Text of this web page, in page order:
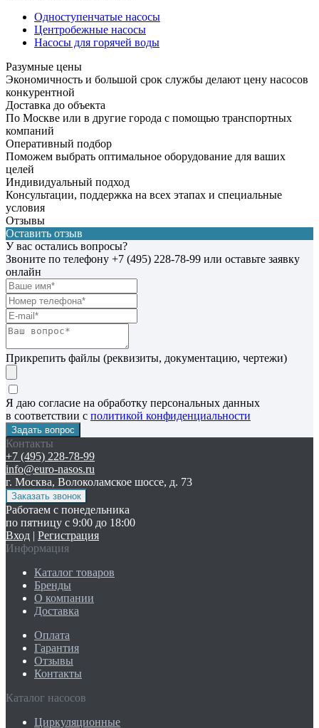
Одноступенчатые насосы
Центробежные насосы
Насосы для горячей воды
Разумные цены
Экономичность и большой срок службы делают цену насосов
конкурентной
Доставка до объекта
По Москве или в другие города с помощью транспортных
компаний
Оперативный подбор
Поможем выбрать оптимальное оборудование для ваших
целей
Индивидуальный подход
Консультации, поддержка на всех этапах и специальные
условия
Отзывы
Оставить отзыв
У вас остались вопросы?
Звоните по телефону +7 (495) 228-78-99 или оставьте заявку
онлайн
Прикрепить файлы (реквизиты, документацию, чертежи)
Я даю согласие на обработку персональных данных
в соответствии с политикой конфиденциальности
Контакты
+7 (495) 228-78-99
info@euro-nasos.ru
г. Москва, Волоколамское шоссе, д. 73
Работаем с понедельника
по пятницу с 9:00 до 18:00
Вход | Регистрация
Информация
Каталог товаров
Бренды
О компании
Доставка
Оплата
Гарантия
Отзывы
Контакты
Каталог насосов
Циркуляционные